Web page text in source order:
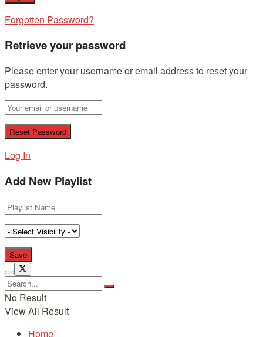
Forgotten Password?
Retrieve your password
Please enter your username or email address to reset your
password.
Log In
Add New Playlist
No Result
View All Result
Home